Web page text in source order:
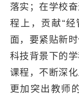
落实；在学校
程上，贡献“
面，要紧贴新
科技背景下的
课程，不断深
更加突出教师